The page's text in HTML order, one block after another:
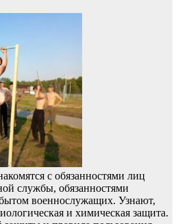
с обязанностями лиц
службы, обязанностями
военнослужащих. Узнают,
и химическая защита.